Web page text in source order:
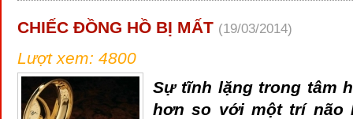
CHIẾC ĐỒNG HỒ BỊ MẤT (19/03/2014)
Lượt xem: 4800
Sự tĩnh lặng trong tâm
hơn so với một trí não